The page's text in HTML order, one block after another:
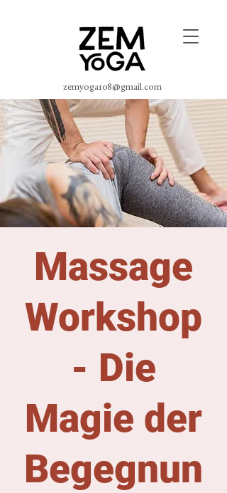
zemyoga108@gmail.com
Massage
Workshop
- Die
Magie der
Begegnun